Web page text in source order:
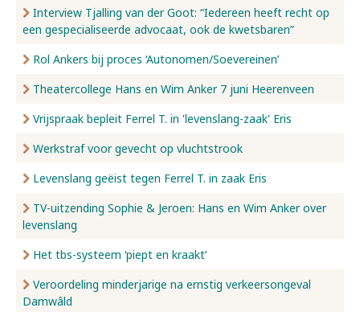
Interview Tjalling van der Goot: “Iedereen heeft recht op
een gespecialiseerde advocaat, ook de kwetsbaren”
Rol Ankers bij proces ‘Autonomen/Soevereinen’
Theatercollege Hans en Wim Anker 7 juni Heerenveen
Vrijspraak bepleit Ferrel T. in 'levenslang-zaak' Eris
Werkstraf voor gevecht op vluchtstrook
Levenslang geëist tegen Ferrel T. in zaak Eris
TV-uitzending Sophie & Jeroen: Hans en Wim Anker over
levenslang
Het tbs-systeem ‘piept en kraakt’
Veroordeling minderjarige na ernstig verkeersongeval
Damwâld